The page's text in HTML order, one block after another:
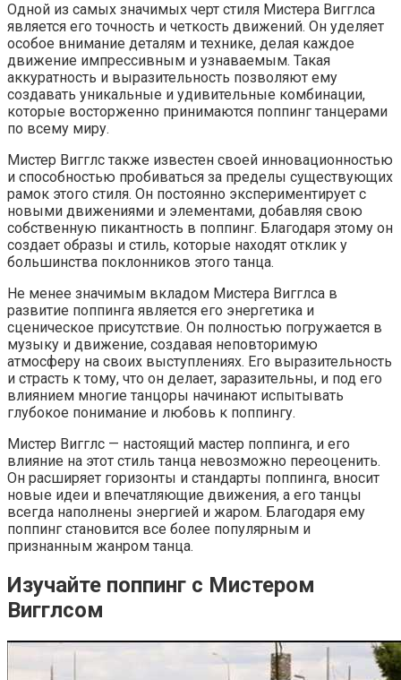
Одной из самых значимых черт стиля Мистера Вигглса
является его точность и четкость движений. Он уделяет
особое внимание деталям и технике, делая каждое
движение импрессивным и узнаваемым. Такая
аккуратность и выразительность позволяют ему
создавать уникальные и удивительные комбинации,
которые восторженно принимаются поппинг танцерами
по всему миру.
Мистер Вигглс также известен своей инновационностью
и способностью пробиваться за пределы существующих
рамок этого стиля. Он постоянно экспериментирует с
новыми движениями и элементами, добавляя свою
собственную пикантность в поппинг. Благодаря этому он
создает образы и стиль, которые находят отклик у
большинства поклонников этого танца.
Не менее значимым вкладом Мистера Вигглса в
развитие поппинга является его энергетика и
сценическое присутствие. Он полностью погружается в
музыку и движение, создавая неповторимую
атмосферу на своих выступлениях. Его выразительность
и страсть к тому, что он делает, заразительны, и под его
влиянием многие танцоры начинают испытывать
глубокое понимание и любовь к поппингу.
Мистер Вигглс — настоящий мастер поппинга, и его
влияние на этот стиль танца невозможно переоценить.
Он расширяет горизонты и стандарты поппинга, вносит
новые идеи и впечатляющие движения, а его танцы
всегда наполнены энергией и жаром. Благодаря ему
поппинг становится все более популярным и
признанным жанром танца.
Изучайте поппинг с Мистером
Вигглсом